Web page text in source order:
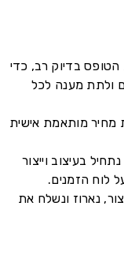
בדיוק רב, כדי
ולתת מענה לכל
מותאמת אישית
בעיצוב וייצור
לוח הזמנים.
נארוז ונשלח את